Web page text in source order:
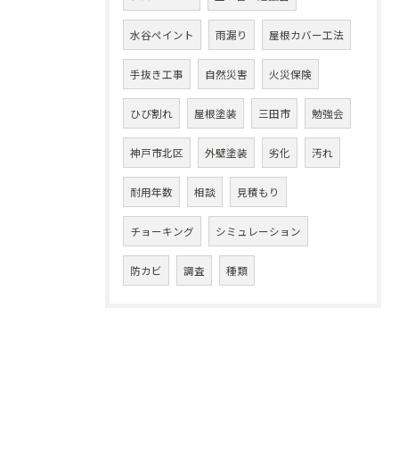
水谷ペイント 雨漏り 屋根カバー工法
手抜き工事 自然災害 火災保険
ひび割れ 屋根塗装 三田市 勉強会
神戸市北区 外壁塗装 劣化 汚れ
耐用年数 相談 見積もり
チョーキング シミュレーション
防カビ 調査 種類